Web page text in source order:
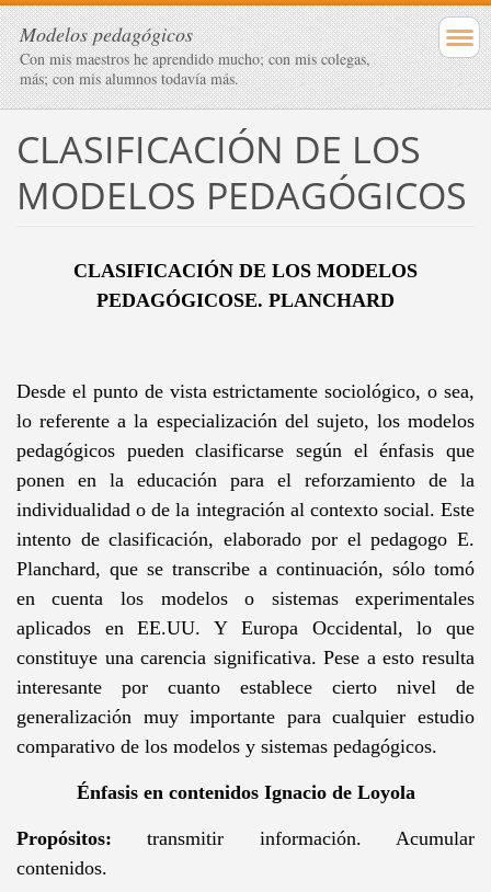
Modelos pedagógicos
Con mis maestros he aprendido mucho; con mis colegas,
más; con mis alumnos todavía más.
CLASIFICACIÓN DE LOS
MODELOS PEDAGÓGICOS
CLASIFICACIÓN DE LOS MODELOS
PEDAGÓGICOSE. PLANCHARD
Desde el punto de vista estrictamente sociológico, o sea,
lo referente a la especialización del sujeto, los modelos
pedagógicos pueden clasificarse según el énfasis que
ponen en la educación para el reforzamiento de la
individualidad o de la integración al contexto social. Este
intento de clasificación, elaborado por el pedagogo E.
Planchard, que se transcribe a continuación, sólo tomó
en cuenta los modelos o sistemas experimentales
aplicados en EE.UU. Y Europa Occidental, lo que
constituye una carencia significativa. Pese a esto resulta
interesante por cuanto establece cierto nivel de
generalización muy importante para cualquier estudio
comparativo de los modelos y sistemas pedagógicos.
Énfasis en contenidos Ignacio de Loyola
Propósitos:transmitir información. Acumular
contenidos.